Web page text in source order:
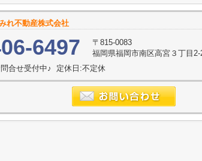
れ不動産株式会社
6497
〒815-0083
福岡県福岡市南区高宮３丁目
合せ受付中♪ 定休日:不定休